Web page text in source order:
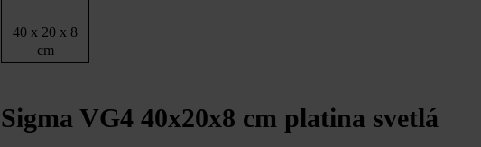
40 x 20 x 8
cm
Sigma VG4 40x20x8 cm platina svetlá